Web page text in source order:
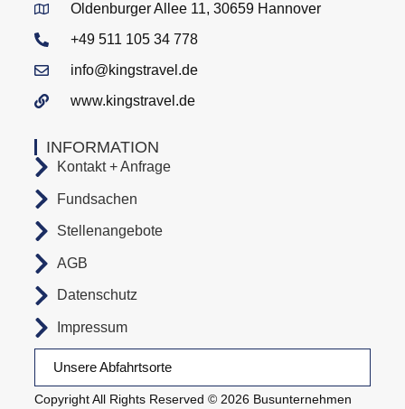
Copyright All Rights Reserved © 2026 Busunternehmen
Unsere Abfahrtsorte
INFORMATION
Kontakt + Anfrage
Fundsachen
Stellenangebote
AGB
Datenschutz
Impressum
Oldenburger Allee 11, 30659 Hannover
+49 511 105 34 778
info@kingstravel.de
www.kingstravel.de